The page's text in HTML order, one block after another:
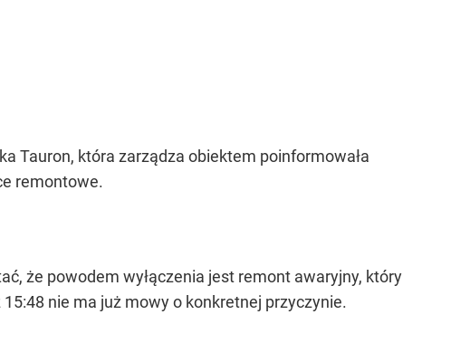
Tauron, która zarządza obiektem poinformowała
remontowe.
że powodem wyłączenia jest remont awaryjny, który
nie ma już mowy o konkretnej przyczynie.